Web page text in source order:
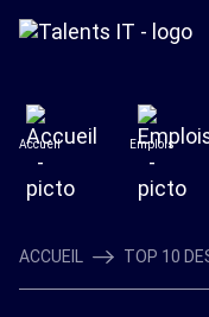
Accueil Emplois
ACCUEIL TOP 10